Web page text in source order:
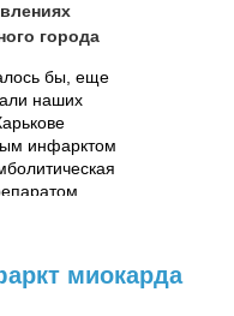
города
бы, еще
наших
инфарктом
миокарда